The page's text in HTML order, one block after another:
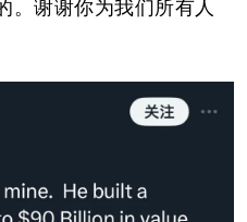
谢谢你为我们所有人